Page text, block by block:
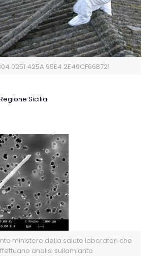
0251 425A 95E4 2E49CF66B721
Sicilia
ministero della salute laboratori che
analisi sullamianto